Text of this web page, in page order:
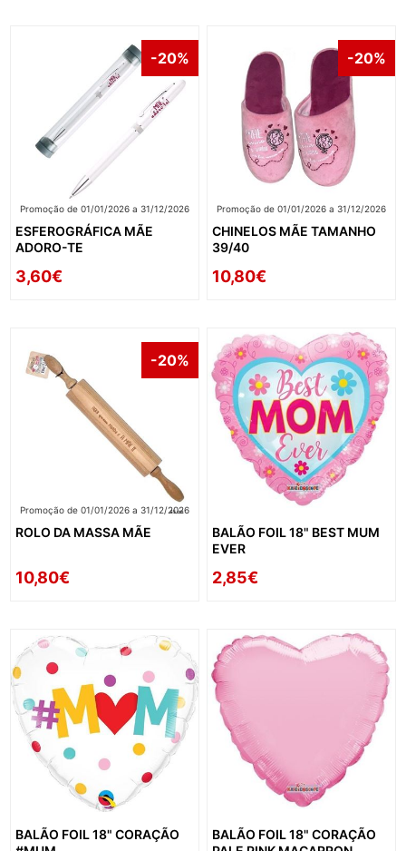
-20%
Promoção de 01/01/2026 a 31/12/2026
ESFEROGRÁFICA MÃE
ADORO-TE
3,60€
-20%
Promoção de 01/01/2026 a 31/12/2026
CHINELOS MÃE TAMANHO
39/40
10,80€
-20%
Promoção de 01/01/2026 a 31/12/2026
ROLO DA MASSA MÃE
10,80€
BALÃO FOIL 18" BEST MUM
EVER
2,85€
BALÃO FOIL 18" CORAÇÃO
BALÃO FOIL 18" CORAÇÃO